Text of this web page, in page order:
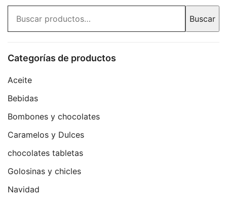
por:
Buscar
Categorías de productos
Aceite
Bebidas
Bombones y chocolates
Caramelos y Dulces
chocolates tabletas
Golosinas y chicles
Navidad